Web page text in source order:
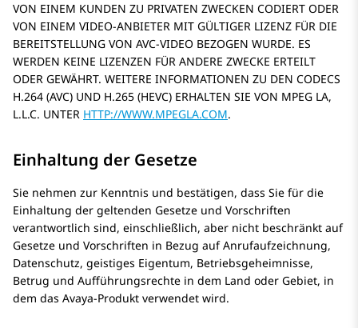
VON EINEM KUNDEN ZU PRIVATEN ZWECKEN CODIERT ODER
VON EINEM VIDEO-ANBIETER MIT GÜLTIGER LIZENZ FÜR DIE
BEREITSTELLUNG VON AVC-VIDEO BEZOGEN WURDE. ES
WERDEN KEINE LIZENZEN FÜR ANDERE ZWECKE ERTEILT
ODER GEWÄHRT. WEITERE INFORMATIONEN ZU DEN CODECS
H.264 (AVC) UND H.265 (HEVC) ERHALTEN SIE VON MPEG LA,
L.L.C. UNTER HTTP://WWW.MPEGLA.COM.
Einhaltung der Gesetze
Sie nehmen zur Kenntnis und bestätigen, dass Sie für die
Einhaltung der geltenden Gesetze und Vorschriften
verantwortlich sind, einschließlich, aber nicht beschränkt auf
Gesetze und Vorschriften in Bezug auf Anrufaufzeichnung,
Datenschutz, geistiges Eigentum, Betriebsgeheimnisse,
Betrug und Aufführungsrechte in dem Land oder Gebiet, in
dem das Avaya-Produkt verwendet wird.